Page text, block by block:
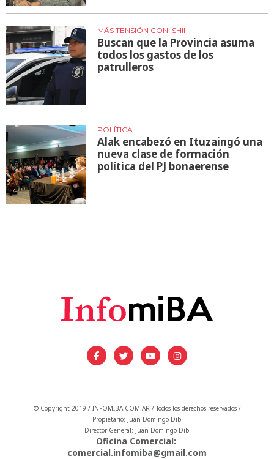
MÁS TENSIÓN CON ISHII
Buscan que la Provincia asuma
todos los gastos de los
patrulleros
POLÍTICA
Alak encabezó en Ituzaingó una
nueva clase de formación
política del PJ bonaerense
© Copyright 2019 / INFOMIBA.COM.AR / Todos los derechos reservados /
Propietario: Juan Domingo Dib
Director General: Juan Domingo Dib
Oficina Comercial:
comercial.infomiba@gmail.com